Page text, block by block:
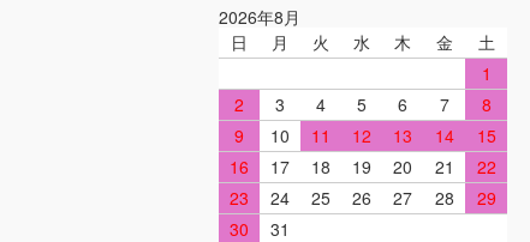
2026年8月
日
月 火 水 木 金
土
1
2
3 4 5 6 7
8
9
10 11 12 13 14
15
16
17 18 19 20 21
22
23
24 25 26 27 28
29
30
31